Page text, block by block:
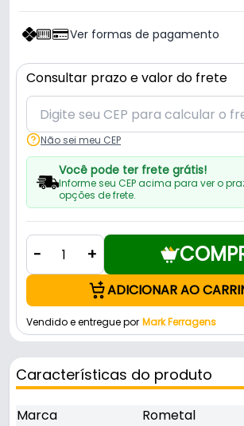
Ver formas de pagamento
Consultar prazo e valor do frete
Não sei meu CEP
Você pode ter frete grátis!
Informe seu CEP acima para ver o
opções de frete.
- +
ADICIONAR AO
Vendido e entregue por Mark Ferragens
Características do produto
Marca
Rometal